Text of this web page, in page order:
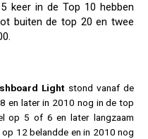
keer in de Top 10 hebben
buiten de top 20 en twee
Light stond vanaf de
en later in 2010 nog in de top
op 5 of 6 en later langzaam
12 belandde en in 2010 nog